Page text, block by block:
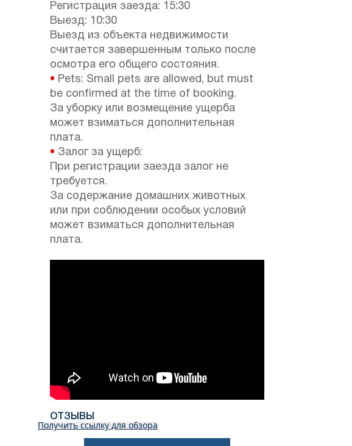
Регистрация заезда: 15:30
Выезд: 10:30
Выезд из объекта недвижимости
считается завершенным только после
осмотра его общего состояния.
• Pets: Small pets are allowed, but must
be confirmed at the time of booking.
За уборку или возмещение ущерба
может взиматься дополнительная
плата.
• Залог за ущерб:
При регистрации заезда залог не
требуется.
За содержание домашних животных
или при соблюдении особых условий
может взиматься дополнительная
плата.
ОТЗЫВЫ
Получить ссылку для обзора